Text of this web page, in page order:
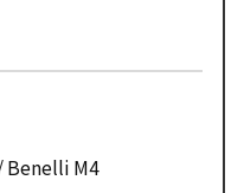
Benelli M4